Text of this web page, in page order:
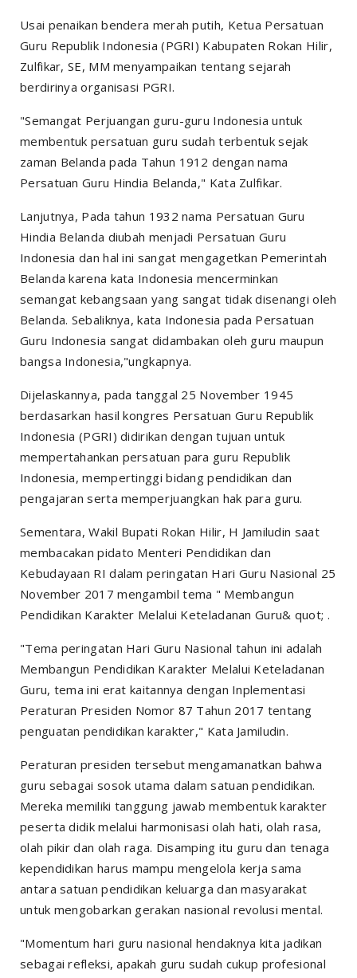
Usai penaikan bendera merah putih, Ketua Persatuan
Guru Republik Indonesia (PGRI) Kabupaten Rokan Hilir,
Zulfikar, SE, MM menyampaikan tentang sejarah
berdirinya organisasi PGRI.
"Semangat Perjuangan guru-guru Indonesia untuk
membentuk persatuan guru sudah terbentuk sejak
zaman Belanda pada Tahun 1912 dengan nama
Persatuan Guru Hindia Belanda," Kata Zulfikar.
Lanjutnya, Pada tahun 1932 nama Persatuan Guru
Hindia Belanda diubah menjadi Persatuan Guru
Indonesia dan hal ini sangat mengagetkan Pemerintah
Belanda karena kata Indonesia mencerminkan
semangat kebangsaan yang sangat tidak disenangi oleh
Belanda. Sebaliknya, kata Indonesia pada Persatuan
Guru Indonesia sangat didambakan oleh guru maupun
bangsa Indonesia,"ungkapnya.
Dijelaskannya, pada tanggal 25 November 1945
berdasarkan hasil kongres Persatuan Guru Republik
Indonesia (PGRI) didirikan dengan tujuan untuk
mempertahankan persatuan para guru Republik
Indonesia, mempertinggi bidang pendidikan dan
pengajaran serta memperjuangkan hak para guru.
Sementara, Wakil Bupati Rokan Hilir, H Jamiludin saat
membacakan pidato Menteri Pendidikan dan
Kebudayaan RI dalam peringatan Hari Guru Nasional 25
November 2017 mengambil tema " Membangun
Pendidikan Karakter Melalui Keteladanan Guru& quot; .
"Tema peringatan Hari Guru Nasional tahun ini adalah
Membangun Pendidikan Karakter Melalui Keteladanan
Guru, tema ini erat kaitannya dengan Inplementasi
Peraturan Presiden Nomor 87 Tahun 2017 tentang
penguatan pendidikan karakter," Kata Jamiludin.
Peraturan presiden tersebut mengamanatkan bahwa
guru sebagai sosok utama dalam satuan pendidikan.
Mereka memiliki tanggung jawab membentuk karakter
peserta didik melalui harmonisasi olah hati, olah rasa,
olah pikir dan olah raga. Disamping itu guru dan tenaga
kependidikan harus mampu mengelola kerja sama
antara satuan pendidikan keluarga dan masyarakat
untuk mengobarkan gerakan nasional revolusi mental.
"Momentum hari guru nasional hendaknya kita jadikan
sebagai refleksi, apakah guru sudah cukup profesional